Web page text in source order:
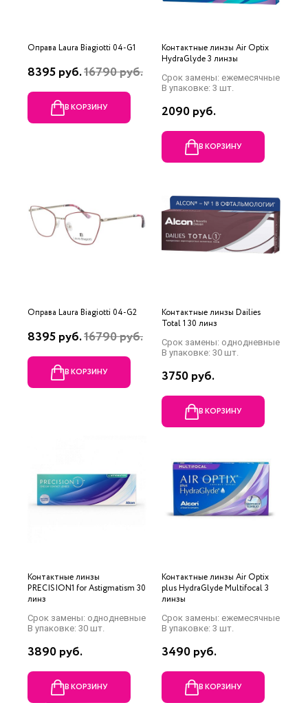
Оправа Laura Biagiotti 04-G1
8395 руб.16790 руб.
В КОРЗИНУ
Контактные линзы Air Optix
HydraGlyde 3 линзы
Срок замены: ежемесячные
В упаковке: 3 шт.
2090 руб.
В КОРЗИНУ
Оправа Laura Biagiotti 04-G2
8395 руб.16790 руб.
В КОРЗИНУ
Контактные линзы Dailies
Total 1 30 линз
Срок замены: однодневные
В упаковке: 30 шт.
3750 руб.
В КОРЗИНУ
Контактные линзы
PRECISION1 for Astigmatism 30
линз
Срок замены: однодневные
В упаковке: 30 шт.
3890 руб.
В КОРЗИНУ
Контактные линзы Air Optix
plus HydraGlyde Multifocal 3
линзы
Срок замены: ежемесячные
В упаковке: 3 шт.
3490 руб.
В КОРЗИНУ